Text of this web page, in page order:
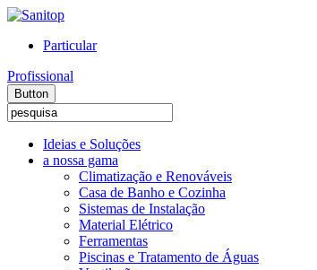
Particular
Profissional
Button
Ideias e Soluções
a nossa gama
Climatização e Renováveis
Casa de Banho e Cozinha
Sistemas de Instalação
Material Elétrico
Ferramentas
Piscinas e Tratamento de Águas